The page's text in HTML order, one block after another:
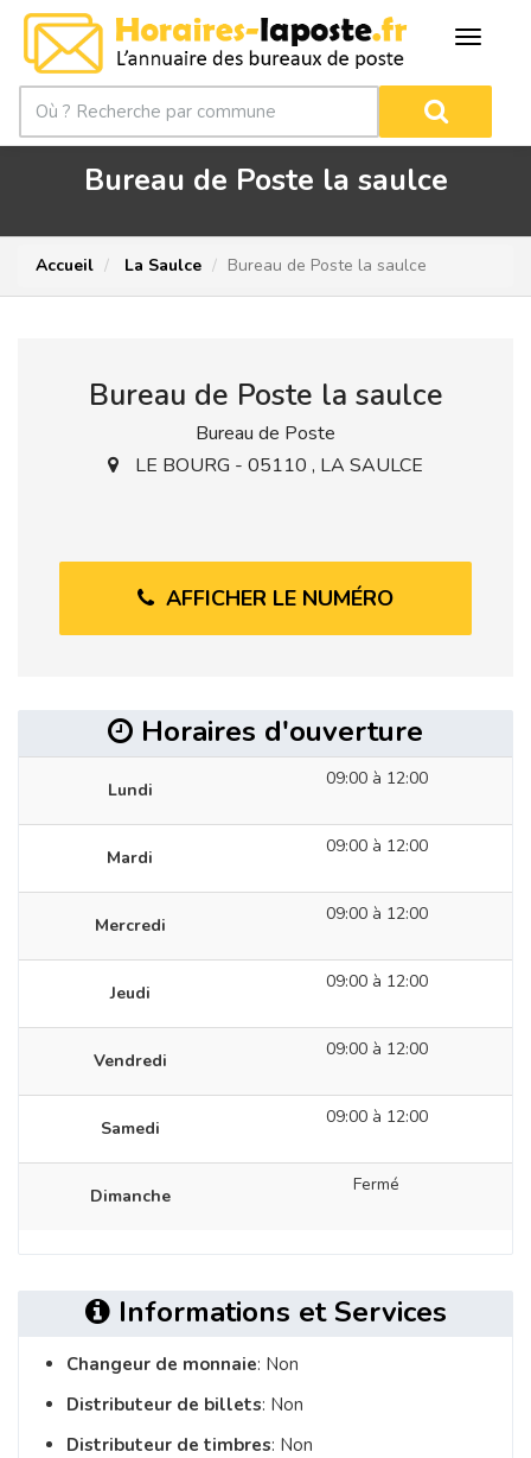
Bureau de Poste la saulce
Accueil La Saulce Bureau de Poste la saulce
Bureau de Poste la saulce
Bureau de Poste
LE BOURG - 05110 , LA SAULCE
AFFICHER LE NUMÉRO
Horaires d'ouverture
Lundi
09:00 à 12:00
Mardi
09:00 à 12:00
Mercredi
09:00 à 12:00
Jeudi
09:00 à 12:00
Vendredi
09:00 à 12:00
Samedi
09:00 à 12:00
Dimanche
Fermé
Informations et Services
Changeur de monnaie: Non
Distributeur de billets: Non
Distributeur de timbres: Non